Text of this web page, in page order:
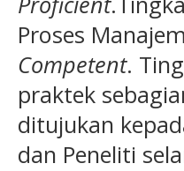
Proses
Competent.
praktek
ditujukan
dan Peneliti